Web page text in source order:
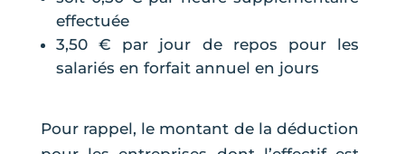
effectuée
3,50 € par jour de repos pour les
salariés en forfait annuel en jours
Pour rappel, le montant de la déduction